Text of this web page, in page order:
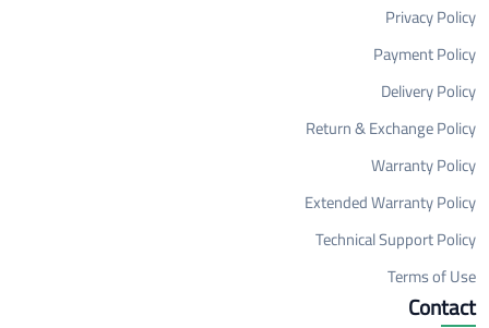
Privacy Policy
Payment Policy
Delivery Policy
Return & Exchange Policy
Warranty Policy
Extended Warranty Policy
Technical Support Policy
Terms of Use
Contact